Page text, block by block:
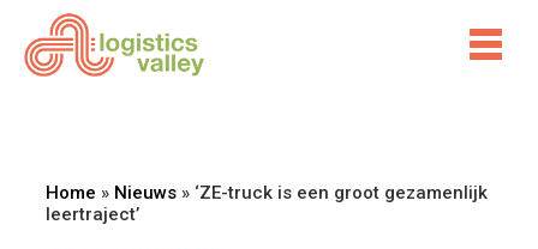
Home » Nieuws» ‘ZE-truck is een groot gezamenlijk
leertraject’